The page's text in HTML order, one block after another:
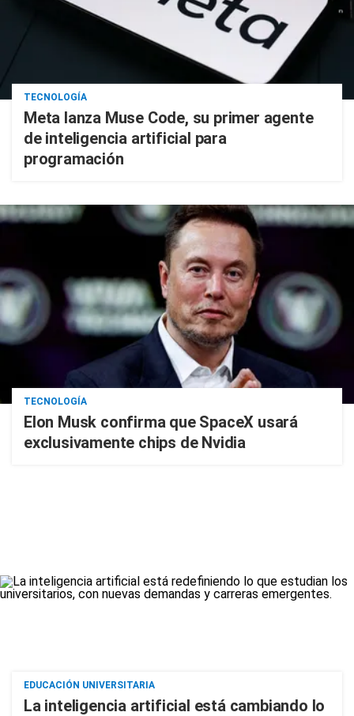
TECNOLOGÍA
Meta lanza Muse Code, su primer agente
de inteligencia artificial para
programación
TECNOLOGÍA
Elon Musk confirma que SpaceX usará
exclusivamente chips de Nvidia
EDUCACIÓN UNIVERSITARIA
La inteligencia artificial está cambiando lo